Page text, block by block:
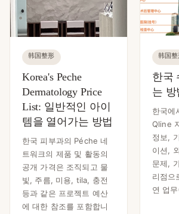
韩国整形
Korea's Peche
Dermatology Price
List: 일반적인 아이
템을 열어가는 방법
한국 피부과의 Péche 네
트워크의 제품 및 활동의
공개 가격은 조직되고 물
빛, 주름, 미용, tila, 충전
등과 같은 프로젝트 예산
에 대한 참조를 포함합니
韩国整
한국
는 방
한국에
Qline
정보,
이션,
문제,
리점으
연 업무